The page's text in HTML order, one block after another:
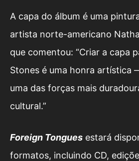
A capa do álbum é uma
artista norte-americano
que comentou: “Criar a capa
Stones é uma honra artística
uma das forças mais
cultural.”
Foreign Tongues estará
formatos, incluindo CD,